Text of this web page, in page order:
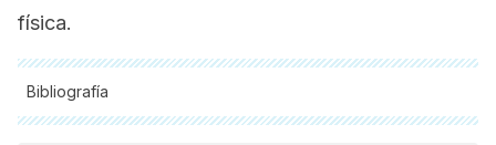
física.
Bibliografía
Todas las fuentes citadas fueron revisadas a profundidad por